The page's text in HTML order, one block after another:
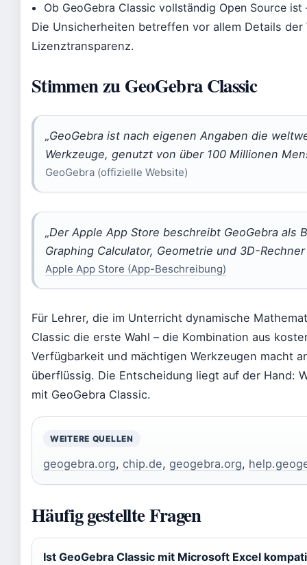
Ob GeoGebra Classic vollständig Open Source
Die Unsicherheiten betreffen vor allem Details
Lizenztransparenz.
Stimmen zu GeoGebra Classic
„GeoGebra ist nach eigenen Angaben die
Werkzeuge, genutzt von über 100 Millionen
GeoGebra (offizielle Website)
„Der Apple App Store beschreibt GeoGebra als
Graphing Calculator, Geometrie und 3D-
Apple App Store (App-Beschreibung)
Für Lehrer, die im Unterricht dynamische
Classic die erste Wahl – die Kombination aus
Verfügbarkeit und mächtigen Werkzeugen macht
überflüssig. Die Entscheidung liegt auf der Hand:
mit GeoGebra Classic.
WEITERE QUELLEN
geogebra.org, chip.de, geogebra.org,
Häufig gestellte Fragen
Ist GeoGebra Classic mit Microsoft Excel